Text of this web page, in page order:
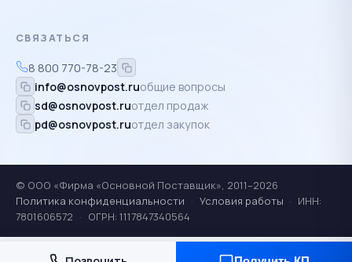
СВЯЗАТЬСЯ
8 800 770-78-23
info@osnovpost.ruобщие вопросы
sd@osnovpost.ruотдел продаж
pd@osnovpost.ruотдел закупок
© ООО «Фирма «Основной Поставщик», 2011–2026
Политика конфиденциальности · Условия работы · ИНН:
7801606572 · ОГРН: 1117847340564